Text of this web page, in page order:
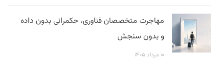
مهاجرت متخصصان فناوری، حکمرانی بدون داده
و بدون سنجش
۱۰ مرداد ۱۴۰۵